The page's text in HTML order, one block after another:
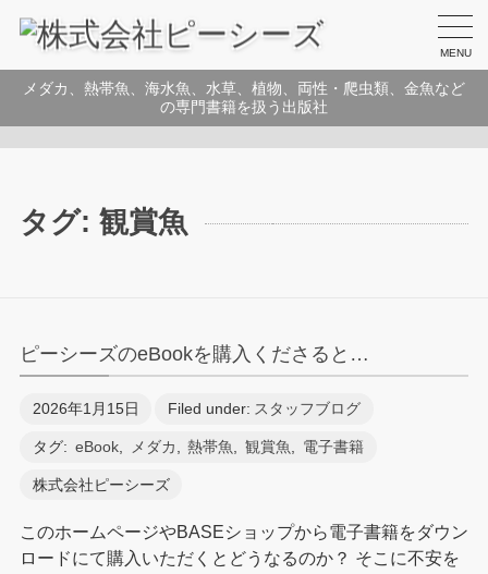
MENU
メダカ、熱帯魚、海水魚、水草、植物、両性・爬虫類、金魚など
の専門書籍を扱う出版社
タグ: 観賞魚
ピーシーズのeBookを購入くださると…
2026年1月15日 Filed under: スタッフブログ
タグ: eBook, メダカ 熱帯魚 観賞魚 電子書籍
株式会社ピーシーズ
このホームページやBASEショップから電子書籍をダウン
ロードにて購入いただくとどうなるのか？ そこに不安を